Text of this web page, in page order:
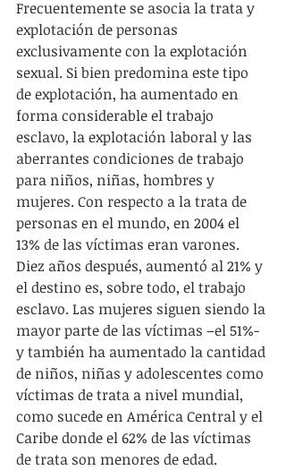
Frecuentemente se asocia la trata y
explotación de personas
exclusivamente con la explotación
sexual. Si bien predomina este tipo
de explotación, ha aumentado en
forma considerable el trabajo
esclavo, la explotación laboral y las
aberrantes condiciones de trabajo
para niños, niñas, hombres y
mujeres. Con respecto a la trata de
personas en el mundo, en 2004 el
13% de las víctimas eran varones.
Diez años después, aumentó al 21% y
el destino es, sobre todo, el trabajo
esclavo. Las mujeres siguen siendo la
mayor parte de las víctimas –el 51%-
y también ha aumentado la cantidad
de niños, niñas y adolescentes como
víctimas de trata a nivel mundial,
como sucede en América Central y el
Caribe donde el 62% de las víctimas
de trata son menores de edad.